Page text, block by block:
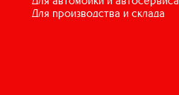
для производства и склада